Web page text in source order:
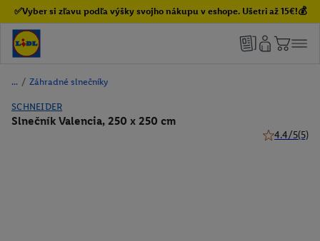
✅Vyber si zľavu podľa výšky svojho nákupu v eshope. Ušetri až 15€!💰
/ Záhradné slnečníky
SCHNEIDER
Slnečník Valencia, 250 x 250 cm
4.4/5(5)